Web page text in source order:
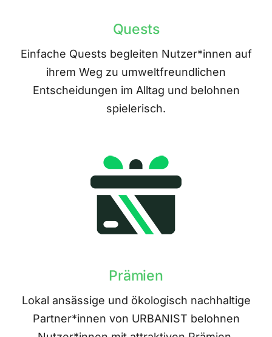
Quests
Einfache Quests begleiten Nutzer*innen auf
ihrem Weg zu umweltfreundlichen
Entscheidungen im Alltag und belohnen
spielerisch.
Prämien
Lokal ansässige und ökologisch nachhaltige
Partner*innen von URBANIST belohnen